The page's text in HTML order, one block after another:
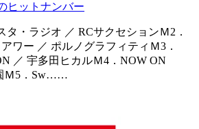
ヒットナンバー
タ・ラジオ ／ RCサクセションＭ2．
ワー ／ ポルノグラフィティＭ3．
／ 宇多田ヒカルＭ4．NOW ON
Ｍ5．Sw……